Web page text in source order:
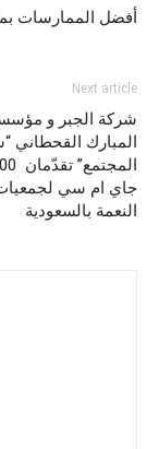
أفضل الممارسات
Next article
شركة الجبر و
المبارك القحطاني
جاي ام سي
النعمة بالسعودية